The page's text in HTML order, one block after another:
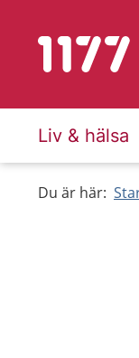
Till startsidan
Liv & hälsa
Du är här: